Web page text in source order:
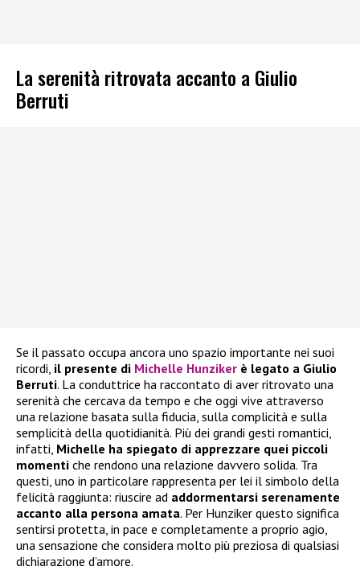
La serenità ritrovata accanto a Giulio
Berruti
Se il passato occupa ancora uno spazio importante nei suoi
ricordi, il presente di Michelle Hunziker è legato a Giulio
Berruti. La conduttrice ha raccontato di aver ritrovato una
serenità che cercava da tempo e che oggi vive attraverso
una relazione basata sulla fiducia, sulla complicità e sulla
semplicità della quotidianità. Più dei grandi gesti romantici,
infatti, Michelle ha spiegato di apprezzare quei piccoli
momenti che rendono una relazione davvero solida. Tra
questi, uno in particolare rappresenta per lei il simbolo della
felicità raggiunta: riuscire ad addormentarsi serenamente
accanto alla persona amata. Per Hunziker questo significa
sentirsi protetta, in pace e completamente a proprio agio,
una sensazione che considera molto più preziosa di qualsiasi
dichiarazione d’amore.